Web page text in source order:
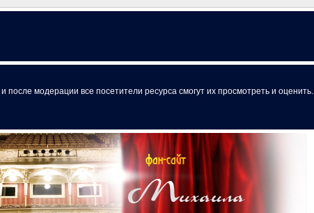
и после модерации все посетители ресурса смогут их просмотреть и оценить.